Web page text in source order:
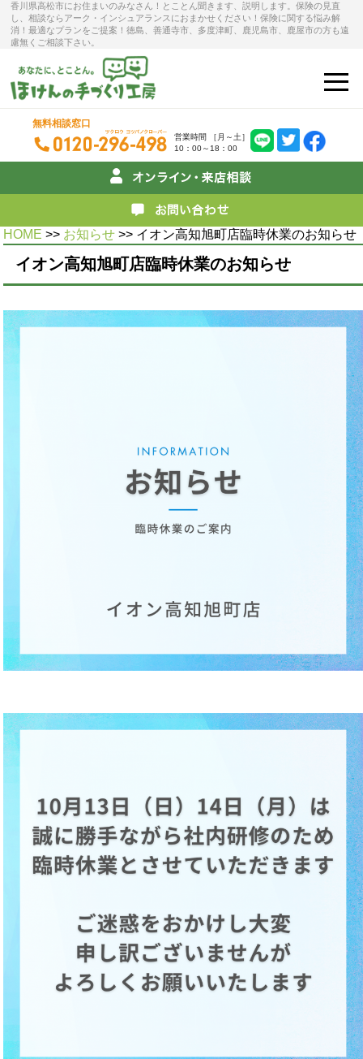
香川県高松市にお住まいのみなさん！とことん聞きます、説明します。保険の見直
し、相談ならアーク・インシュアランスにおまかせください！保険に関する悩み解
消！最適なプランをご提案！徳島、善通寺市、多度津町、鹿児島市、鹿屋市の方も遠
慮無くご相談下さい。
無料相談窓口
営業時間 ［月～土］
10：00～18：00
HOME >> お知らせ >> イオン高知旭町店臨時休業のお知らせ
イオン高知旭町店臨時休業のお知らせ